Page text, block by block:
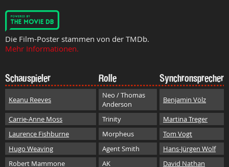
Die Film-Poster stammen von der TMDb.
Mehr Informationen.
Schauspieler Rolle Synchronsprecher
Keanu Reeves
Neo / Thomas
Anderson
Benjamin Völz
Carrie-Anne Moss Trinity
Martina Treger
Laurence Fishburne
Morpheus
Tom Vogt
Hugo Weaving
Agent Smith
Hans-Jürgen Wolf
Robert Mammone
AK
David Nathan